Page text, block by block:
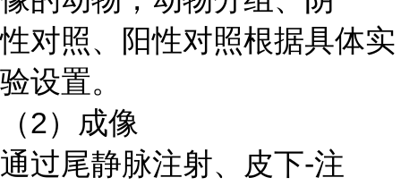
性对照、阳性对照根据具体实
验设置。
（2）成像
通过尾静脉注射、皮下-注